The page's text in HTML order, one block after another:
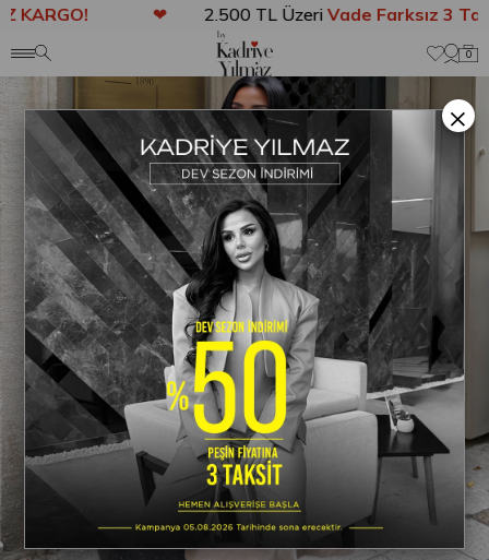
2.500 TL ÜzeriVade Farksız 3
0
Anasayfa DIŞ GİYİM Sinyore İthal Uzun Kürk Bej
×